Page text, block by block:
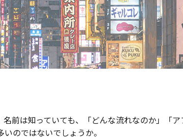
前は知っていても、「どんな流れなのか」「ア
のではないでしょうか。